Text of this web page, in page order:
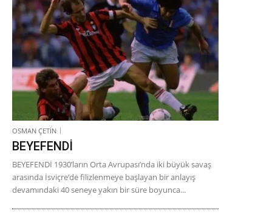
OSMAN ÇETİN
BEYEFENDİ
BEYEFENDİ 1930’ların Orta Avrupası’nda iki büyük savaş
arasında İsviçre’de filizlenmeye başlayan bir anlayış
devamındaki 40 seneye yakın bir süre boyunca...